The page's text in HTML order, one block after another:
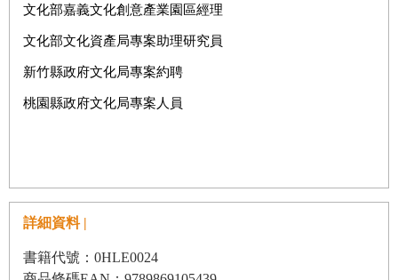
文化部嘉義文化創意產業園區經理
文化部文化資產局專案助理研究員
新竹縣政府文化局專案約聘
桃園縣政府文化局專案人員
詳細資料 |
書籍代號：0HLE0024